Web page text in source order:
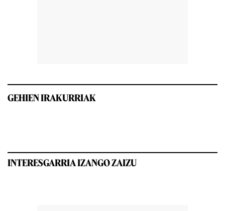
GEHIEN IRAKURRIAK
INTERESGARRIA IZANGO ZAIZU